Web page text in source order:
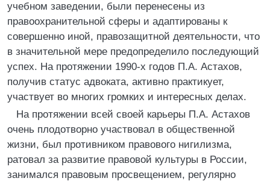
учебном заведении, были перенесены из
правоохранительной сферы и адаптированы к
совершенно иной, правозащитной деятельности, что
в значительной мере предопределило последующий
успех. На протяжении 1990-х годов П.А. Астахов,
получив статус адвоката, активно практикует,
участвует во многих громких и интересных делах.
На протяжении всей своей карьеры П.А. Астахов
очень плодотворно участвовал в общественной
жизни, был противником правового нигилизма,
ратовал за развитие правовой культуры в России,
занимался правовым просвещением, регулярно